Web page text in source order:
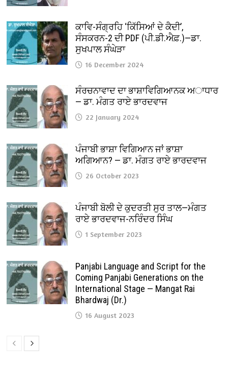
ਕਾਵਿ-ਸੰਗ੍ਰਹਿ ‘ਕਿੱਸਿਆਂ ਦੇ ਕੈਦੀ’,
ਸੰਸਕਰਨ-2 ਦੀ PDF (ਪੀ.ਡੀ.ਐਫ਼.)—ਡਾ.
ਸੁਖਪਾਲ ਸੰਘੇੜਾ
16 December 2024
ਸੰਰਚਨਾਵਾਦ ਦਾ ਭਾਸ਼ਾਵਿਗਿਆਨਕ ਅਾਧਾਰ
— ਡਾ. ਮੰਗਤ ਰਾਏ ਭਾਰਦਵਾਜ
22 January 2024
ਪੰਜਾਬੀ ਭਾਸ਼ਾ ਵਿਗਿਆਨ ਜਾਂ ਭਾਸ਼ਾ
ਅਗਿਆਨ? — ਡਾ. ਮੰਗਤ ਰਾਏ ਭਾਰਦਵਾਜ
26 October 2023
ਪੰਜਾਬੀ ਬੋਲੀ ਦੇ ਕੁਦਰਤੀ ਸੁਰ ਤਾਲ—ਮੰਗਤ
ਰਾਏ ਭਾਰਦਵਾਜ-ਨਰਿੰਦਰ ਸਿੰਘ
1 September 2023
Panjabi Language and Script for the
Coming Panjabi Generations on the
International Stage — Mangat Rai
Bhardwaj (Dr.)
16 August 2023